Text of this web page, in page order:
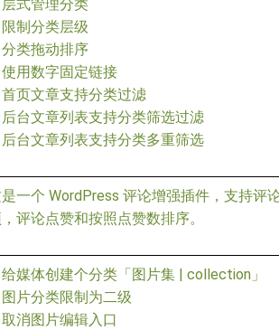
层式管理分类
限制分类层级
分类拖动排序
使用数字固定链接
首页文章支持分类过滤
后台文章列表支持分类筛选过滤
后台文章列表支持分类多重筛选
一个 WordPress 评论增强插件，支持评
评论点赞和按照点赞数排序。
给媒体创建个分类「图片集 | collection」
图片分类限制为二级
取消图片编辑入口